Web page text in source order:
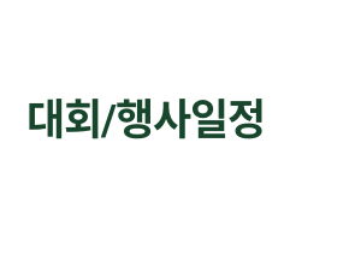
대회/행사일정